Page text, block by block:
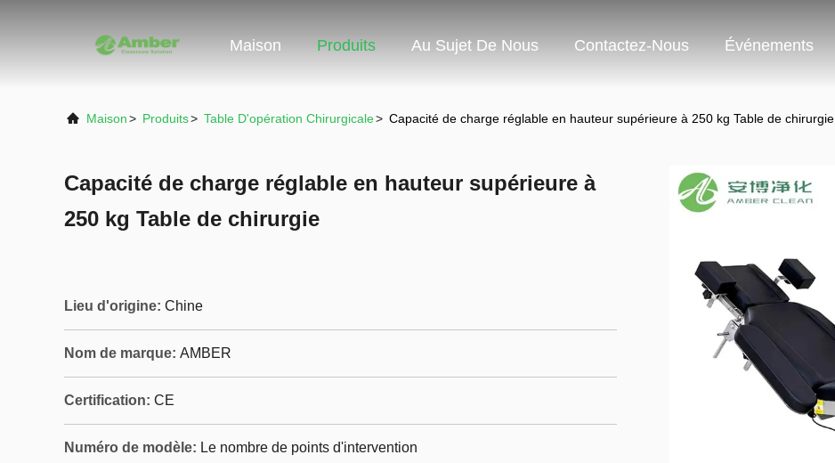
Maison Produits Au Sujet De Nous Contactez-Nous Événements
Maison> Produits> Table D'opération Chirurgicale> Capacité de charge réglable en hauteur supérieure à 250 kg Table de chirurgie
Capacité de charge réglable en hauteur supérieure à
250 kg Table de chirurgie
Lieu d'origine: Chine
Nom de marque: AMBER
Certification: CE
Numéro de modèle: Le nombre de points d'intervention